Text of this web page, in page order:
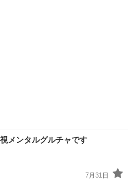
メンタルグルチャです
7月31日